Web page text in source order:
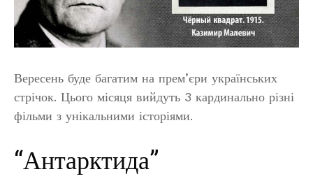
Вересень буде багатим на прем’єри українських
стрічок. Цього місяця вийдуть 3 кардинально різні
фільми з унікальними історіями.
“Антарктида”